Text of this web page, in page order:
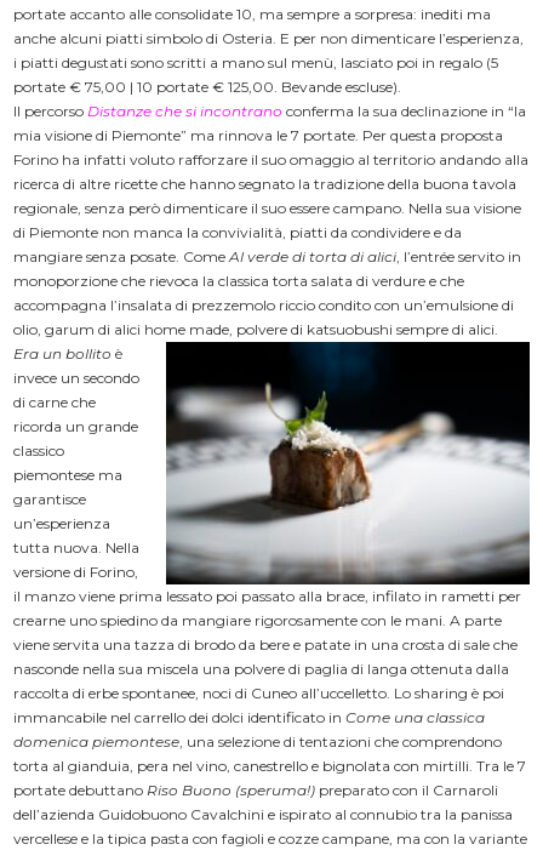
portate accanto alle consolidate 10, ma sempre a sorpresa: inediti ma
anche alcuni piatti simbolo di Osteria. E per non dimenticare l’esperienza,
i piatti degustati sono scritti a mano sul menù, lasciato poi in regalo (5
portate € 75,00 | 10 portate € 125,00. Bevande escluse).
Il percorso Distanze che si incontranoconferma la sua declinazione in “la
mia visione di Piemonte” ma rinnova le 7 portate. Per questa proposta
Forino ha infatti voluto rafforzare il suo omaggio al territorio andando alla
ricerca di altre ricette che hanno segnato la tradizione della buona tavola
regionale, senza però dimenticare il suo essere campano. Nella sua visione
di Piemonte non manca la convivialità, piatti da condividere e da
mangiare senza posate. ComeAl verde di torta di alici , l’entrée servito in
monoporzione che rievoca la classica torta salata di verdure e che
accompagna l’insalata di prezzemolo riccio condito con un’emulsione di
olio, garum di alici home made, polvere di katsuobushi sempre di alici.
Era un bollito è
invece un secondo
di carne che
ricorda un grande
classico
piemontese ma
garantisce
un’esperienza
tutta nuova. Nella
versione di Forino,
il manzo viene prima lessato poi passato alla brace, infilato in rametti per
crearne uno spiedino da mangiare rigorosamente con le mani. A parte
viene servita una tazza di brodo da bere e patate in una crosta di sale che
nasconde nella sua miscela una polvere di paglia di langa ottenuta dalla
raccolta di erbe spontanee, noci di Cuneo all’uccelletto. Lo sharing è poi
immancabile nel carrello dei dolci identificato inCome una classica
domenica piemontese , una selezione di tentazioni che comprendono
torta al gianduia, pera nel vino, canestrello e bignolata con mirtilli. Tra le 7
portate debuttano Riso Buono (speruma!) preparato con il Carnaroli
dell’azienda Guidobuono Cavalchini e ispirato al connubio tra la panissa
vercellese e la tipica pasta con fagioli e cozze campane, ma con la variante